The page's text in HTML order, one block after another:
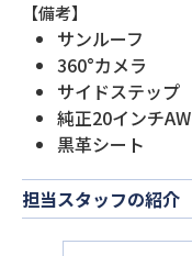
【備考】
サンルーフ
360°カメラ
サイドステップ
純正20インチAW
黒革シート
担当スタッフの紹介